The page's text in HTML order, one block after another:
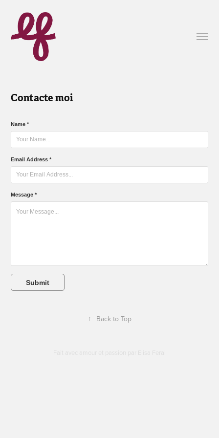
Contacte moi
Name *
Email Address *
Message *
Submit
↑ Back to Top